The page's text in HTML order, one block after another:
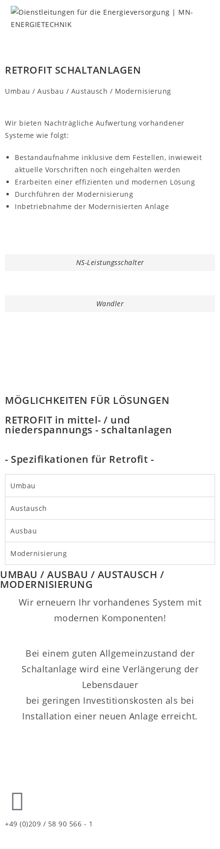
RETROFIT SCHALTANLAGEN
Umbau / Ausbau / Austausch / Modernisierung
Wir bieten Nachträgliche Aufwertung vorhandener
Systeme wie folgt:
Bestandaufnahme inklusive dem Festellen, inwieweit
aktuelle Vorschriften noch eingehalten werden
Erarbeiten einer effizienten und modernen Lösung
Durchführen der Modernisierung
Inbetriebnahme der Modernisierten Anlage
NS-Leistungsschalter
Wandler
MÖGLICHKEITEN FÜR LÖSUNGEN
RETROFIT in mittel- / und
niederspannungs - schaltanlagen
- Spezifikationen für Retrofit -
Umbau
Austausch
Ausbau
Modernisierung
UMBAU / AUSBAU / AUSTAUSCH /
MODERNISIERUNG
Wir erneuern Ihr vorhandenes System mit
modernen Komponenten!
Bei einem guten Allgemeinzustand der
Schaltanlage wird eine Verlängerung der
Lebensdauer
bei geringen Investitionskosten als bei
Installation einer neuen Anlage erreicht.
+49 (0)209 / 58 90 566 - 1